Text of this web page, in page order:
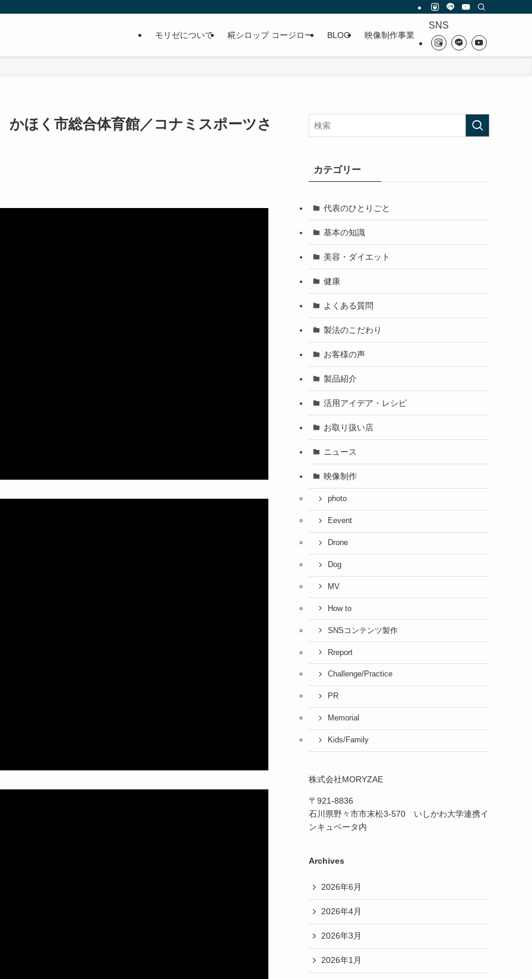
モリゼについて 糀シロップ コージロー BLOG 映像制作事業
SNS
ほく市総合体育館／コナミスポーツさ
カテゴリー
代表のひとりごと
基本の知識
美容・ダイエット
健康
よくある質問
製法のこだわり
お客様の声
製品紹介
活用アイデア・レシピ
お取り扱い店
ニュース
映像制作
photo
Eevent
Drone
Dog
MV
How to
SNSコンテンツ製作
Rreport
Challenge/Practice
PR
Memorial
Kids/Family
株式会社MORYZAE
〒921-8836
石川県野々市市末松3-570 いしかわ大学連携イ
ンキュベータ内
Archives
2026年6月
2026年4月
2026年3月
2026年1月